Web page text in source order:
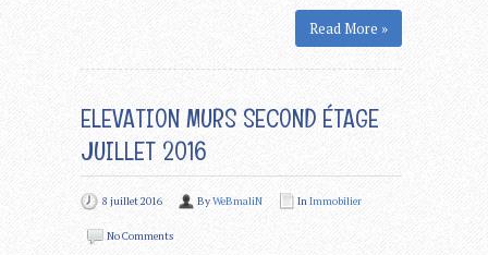
Read More »
ELEVATION MURS SECOND ÉTAGE
JUILLET 2016
8 juillet 2016 ByWeBmaliN InImmobilier
No Comments